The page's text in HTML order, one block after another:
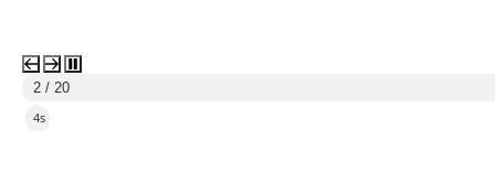
2 / 20
2s